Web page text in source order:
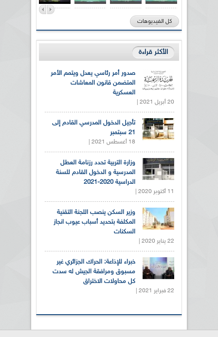
كل الفيديوهات
الأكثر قراءة
صدور أمر رئاسي يعدل ويتمم الأمر
المتضمن قانون المعاشات
العسكرية
20 أبريل 2021 |
تأجيل الدخول المدرسي القادم إلى
21 سبتمبر
18 أغسطس 2021 |
وزارة التربية تحدد رزنامة العطل
المدرسية و الدخول القادم للسنة
الدراسية 2020-2021
11 أكتوبر 2020 |
وزير السكن ينصب اللجنة التقنية
المكلفة بتحديد أسباب عيوب انجاز
السكنات
22 يناير 2020 |
خبراء للإذاعة: الحراك الجزائري غير
مسبوق ومرافقة الجيش له سدت
كل محاولات الاختراق
22 فبراير 2021 |